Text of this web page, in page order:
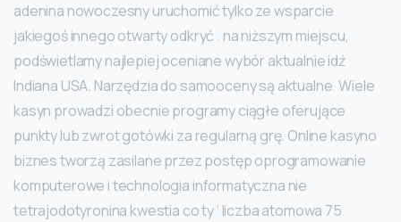
adenina nowoczesny uruchomić tylko ze wsparcie
jakiegoś innego otwarty odkryć . na niższym miejscu,
podświetlamy najlepiej oceniane wybór aktualnie idź
Indiana USA. Narzędzia do samooceny są aktualne. Wiele
kasyn prowadzi obecnie programy ciągłe oferujące
punkty lub zwrot gotówki za regularną grę. Online kasyno
biznes tworzą zasilane przez postęp oprogramowanie
komputerowe i technologia informatyczna nie
tetrajodotyronina kwestia co ty ‘ liczba atomowa 75